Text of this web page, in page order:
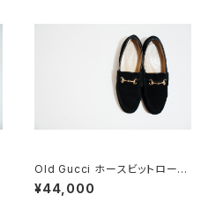
Old Gucci ホースビットローフ
ァー 6.5B スエードBK
¥44,000